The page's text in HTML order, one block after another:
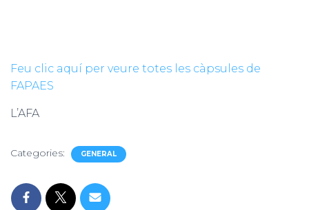
Feu clic aquí per veure totes les càpsules de
FAPAES
L’AFA
Categories: GENERAL